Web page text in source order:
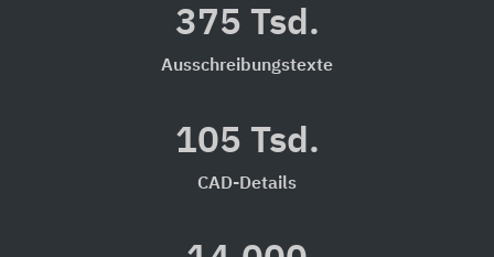
375 Tsd.
Ausschreibungstexte
105 Tsd.
CAD-Details